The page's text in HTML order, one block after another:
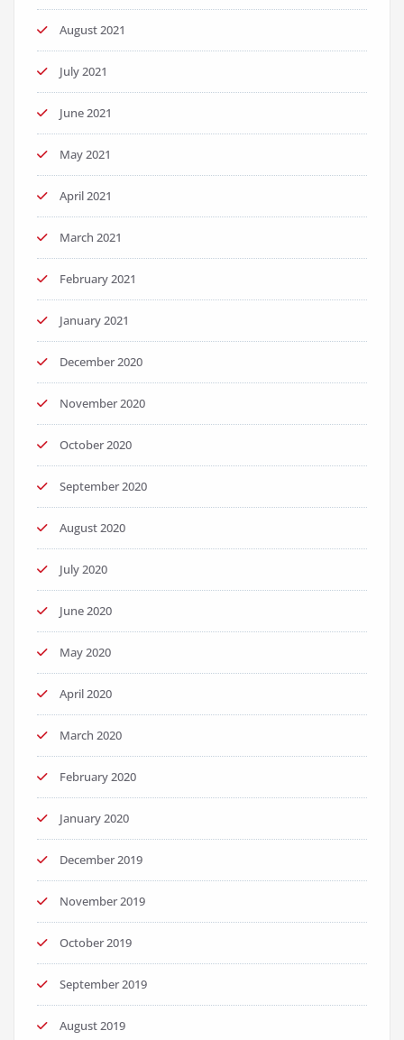
August 2021
July 2021
June 2021
May 2021
April 2021
March 2021
February 2021
January 2021
December 2020
November 2020
October 2020
September 2020
August 2020
July 2020
June 2020
May 2020
April 2020
March 2020
February 2020
January 2020
December 2019
November 2019
October 2019
September 2019
August 2019